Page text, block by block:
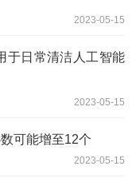
2023-05-15
于日常清洁人工智能
2023-05-15
可能增至12个
2023-05-15